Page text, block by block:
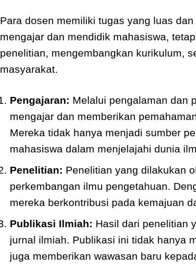
Para dosen memiliki tugas yang luas
mengajar dan mendidik mahasiswa,
penelitian, mengembangkan kurikulum,
masyarakat.
Pengajaran: Melalui pengalaman dan
mengajar dan memberikan
Mereka tidak hanya menjadi sumber
mahasiswa dalam menjelajahi dunia
Penelitian: Penelitian yang dilakukan
perkembangan ilmu pengetahuan.
mereka berkontribusi pada kemajuan
Publikasi Ilmiah: Hasil dari penelitian
jurnal ilmiah. Publikasi ini tidak hanya
juga memberikan wawasan baru